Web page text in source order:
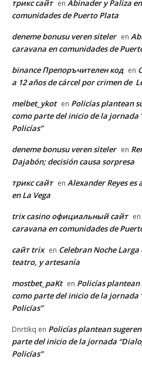
трикс сайт en Abinader y Paliza
comunidades de Puerto Plata
deneme bonusu veren siteler en
caravana en comunidades de
binance Препоръчителен код en
a 12 años de cárcel por crimen de
melbet_ykot en Policías plantean
como parte del inicio de la jornada
Policías”
deneme bonusu veren siteler en
Dajabón; decisión causa sorpresa
трикс сайт en Alexander Reyes
en La Vega
trix casino официальный сайт en
caravana en comunidades de
сайт trix en Celebran Noche
teatro, y artesanía
mostbet_paKt en Policías plantean
como parte del inicio de la jornada
Policías”
Dnrtikq en Policías plantean
parte del inicio de la jornada
Policías”